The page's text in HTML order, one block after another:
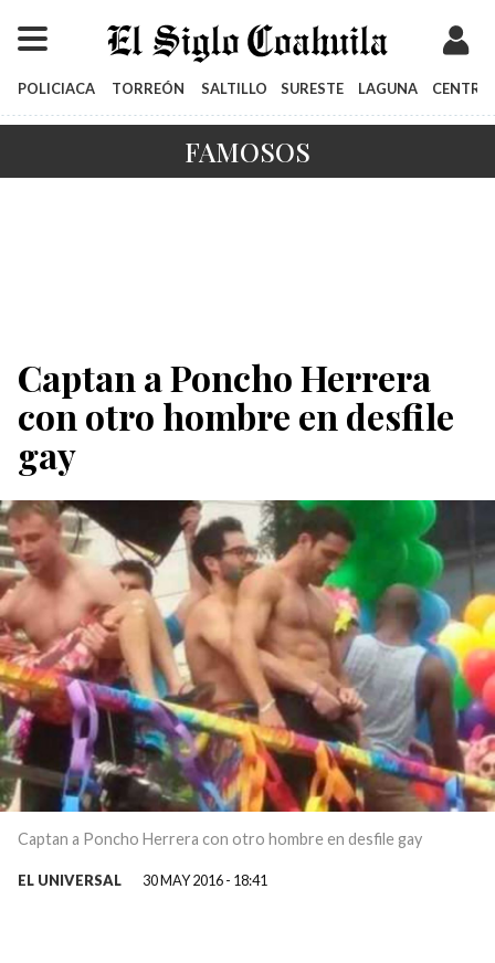
POLICIACA TORREÓN SALTILLO SURESTE LAGUNA CENTRO
FAMOSOS
Captan a Poncho Herrera
con otro hombre en desfile
gay
Captan a Poncho Herrera con otro hombre en desfile gay
EL UNIVERSAL 30 MAY 2016 - 18:41